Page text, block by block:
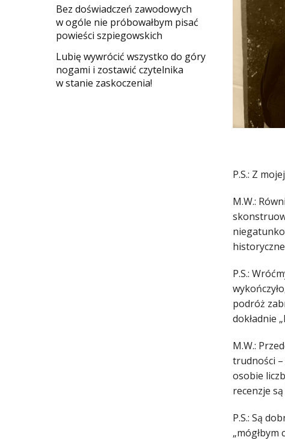
Bez doświadczeń zawodowych
w ogóle nie próbowałbym pisać
powieści szpiegowskich
​Lubię wywrócić wszystko do góry
nogami i zostawić czytelnika
w stanie zaskoczenia!
P.S.: Z
M.W.:
P.S.:
podróż
dokładnie
M.W.:
trudności –
osobie
recenzje
P.S.: Są